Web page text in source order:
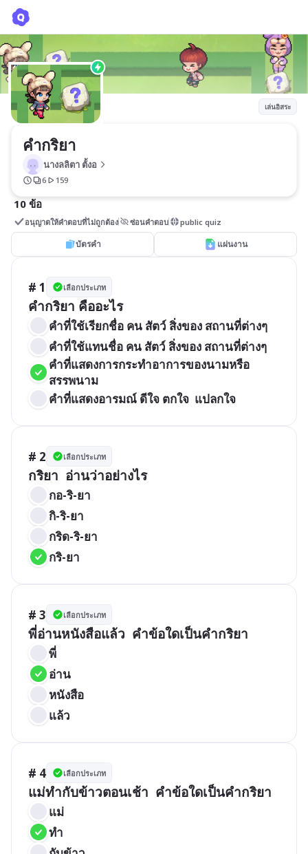
เล่นอิสระ
คำกริยา
นางลลิตา ตั้งอ
6 159
10 ข้อ
อนุญาตให้คำตอบที่ไม่ถูกต้อง ซ่อนคำตอบ public quiz
บัตรคำ แผ่นงาน
# 1 เลือกประเภท
คำกริยา คืออะไร
คำที่ใช้เรียกชื่อ คน สัตว์ สิ่งของ สถานที่ต่างๆ
คำที่ใช้แทนชื่อ คน สัตว์ สิ่งของ สถานที่ต่างๆ
คำที่แสดงการกระทำอาการของนามหรือ
สรรพนาม
คำที่แสดงอารมณ์ ดีใจ ตกใจ  แปลกใจ
# 2 เลือกประเภท
กริยา  อ่านว่าอย่างไร
กอ-ริ-ยา
กิ-ริ-ยา
กริด-ริ-ยา
กริ-ยา
# 3 เลือกประเภท
พี่อ่านหนังสือแล้ว  คำข้อใดเป็นคำกริยา
พี่
อ่าน
หนังสือ
แล้ว
# 4 เลือกประเภท
แม่ทำกับข้าวตอนเช้า  คำข้อใดเป็นคำกริยา
แม่
ทำ